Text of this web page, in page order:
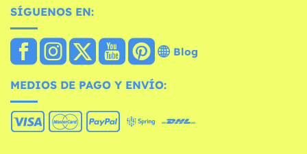
SÍGUENOS EN:
Blog
MEDIOS DE PAGO Y ENVÍO: